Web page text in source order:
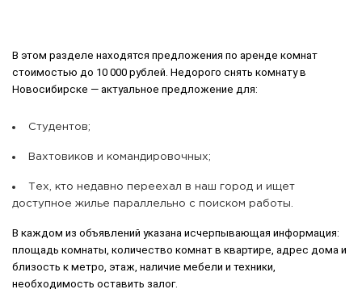
В этом разделе находятся предложения по аренде комнат
стоимостью до 10 000 рублей. Недорого снять комнату в
Новосибирске — актуальное предложение для:
Студентов;
Вахтовиков и командировочных;
Тех, кто недавно переехал в наш город и ищет
доступное жилье параллельно с поиском работы.
В каждом из объявлений указана исчерпывающая информация:
площадь комнаты, количество комнат в квартире, адрес дома и
близость к метро, этаж, наличие мебели и техники,
необходимость оставить залог.